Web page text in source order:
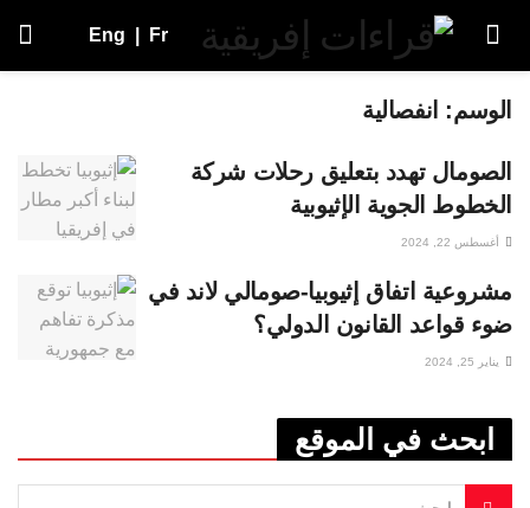
Eng Fr
الوسم: انفصالية
الصومال تهدد بتعليق رحلات شركة
الخطوط الجوية الإثيوبية
أغسطس 22, 2024
مشروعية اتفاق إثيوبيا-صومالي لاند في
ضوء قواعد القانون الدولي؟
يناير 25, 2024
ابحث في الموقع